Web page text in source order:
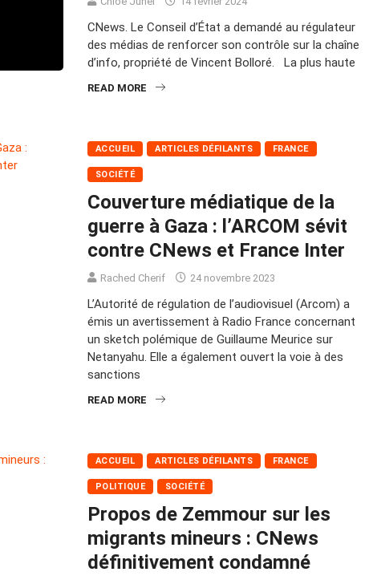
CNews. Le Conseil d’État a demandé au régulateur
des médias de renforcer son contrôle sur la chaîne
d’info, propriété de Vincent Bolloré. La plus haute
READ MORE
ACCUEIL ARTICLES DÉFILANTS FRANCE
SOCIÉTÉ
Couverture médiatique de la
guerre à Gaza : l’ARCOM sévit
contre CNews et France Inter
Rached Cherif 24 novembre 2023
L’Autorité de régulation de l’audiovisuel (Arcom) a
émis un avertissement à Radio France concernant
un sketch polémique de Guillaume Meurice sur
Netanyahu. Elle a également ouvert la voie à des
sanctions
READ MORE
ACCUEIL ARTICLES DÉFILANTS FRANCE
POLITIQUE SOCIÉTÉ
Propos de Zemmour sur les
migrants mineurs : CNews
définitivement condamné